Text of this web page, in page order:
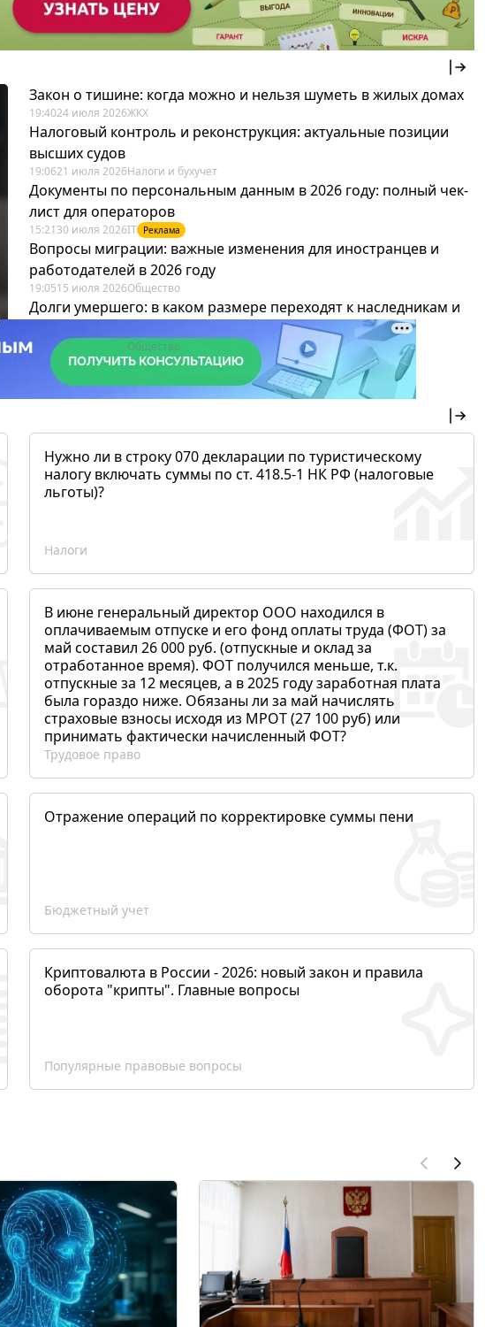
Закон о тишине: когда можно и нельзя шуметь в жилых домах
19:4024 июля 2026ЖКХ
Налоговый контроль и реконструкция: актуальные позиции
высших судов
19:0621 июля 2026Налоги и бухучет
Документы по персональным данным в 2026 году: полный чек-
лист для операторов
15:21 30 июля 2026IT Реклама
Вопросы миграции: важные изменения для иностранцев и
работодателей в 2026 году
19:0515 июля 2026Общество
Долги умершего: в каком размере переходят к наследникам и
19:4317 июля 2026 Общество
Нужно ли в строку 070 декларации по туристическому
налогу включать суммы по ст. 418.5-1 НК РФ (налоговые
льготы)?
Налоги
В июне генеральный директор ООО находился в
оплачиваемым отпуске и его фонд оплаты труда (ФОТ) за
май составил 26 000 руб. (отпускные и оклад за
отработанное время). ФОТ получился меньше, т.к.
отпускные за 12 месяцев, а в 2025 году заработная плата
была гораздо ниже. Обязаны ли за май начислять
страховые взносы исходя из МРОТ (27 100 руб) или
принимать фактически начисленный ФОТ?
Трудовое право
Отражение операций по корректировке суммы пени
Бюджетный учет
Криптовалюта в России - 2026: новый закон и правила
оборота "крипты". Главные вопросы
Популярные правовые вопросы